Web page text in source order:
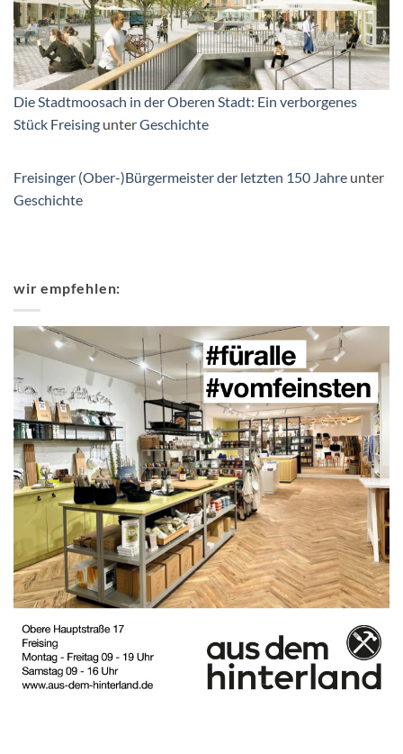
Die Stadtmoosach in der Oberen Stadt: Ein verborgenes
Stück Freising unterGeschichte
Freisinger (Ober-)Bürgermeister der letzten 150 Jahre unter
Geschichte
wir empfehlen: